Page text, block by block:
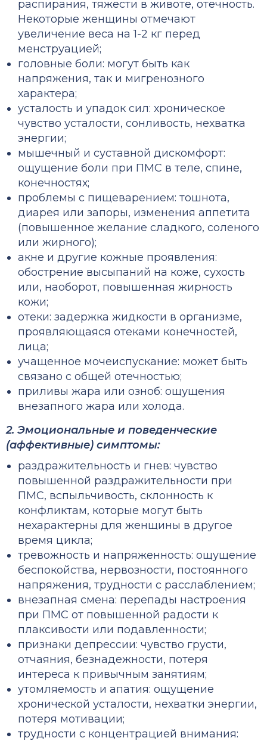
распирания, тяжести в животе, отечность.
Некоторые женщины отмечают
увеличение веса на 1-2 кг перед
менструацией;
головные боли: могут быть как
напряжения, так и мигренозного
характера;
усталость и упадок сил: хроническое
чувство усталости, сонливость, нехватка
энергии;
мышечный и суставной дискомфорт:
ощущение боли при ПМС в теле, спине,
конечностях;
проблемы с пищеварением: тошнота,
диарея или запоры, изменения аппетита
(повышенное желание сладкого, соленого
или жирного);
акне и другие кожные проявления:
обострение высыпаний на коже, сухость
или, наоборот, повышенная жирность
кожи;
отеки: задержка жидкости в организме,
проявляющаяся отеками конечностей,
лица;
учащенное мочеиспускание: может быть
связано с общей отечностью;
приливы жара или озноб: ощущения
внезапного жара или холода.
2. Эмоциональные и поведенческие
(аффективные) симптомы:
раздражительность и гнев: чувство
повышенной раздражительности при
ПМС, вспыльчивость, склонность к
конфликтам, которые могут быть
нехарактерны для женщины в другое
время цикла;
тревожность и напряженность: ощущение
беспокойства, нервозности, постоянного
напряжения, трудности с расслаблением;
внезапная смена: перепады настроения
при ПМС от повышенной радости к
плаксивости или подавленности;
признаки депрессии: чувство грусти,
отчаяния, безнадежности, потеря
интереса к привычным занятиям;
утомляемость и апатия: ощущение
хронической усталости, нехватки энергии,
потеря мотивации;
трудности с концентрацией внимания: